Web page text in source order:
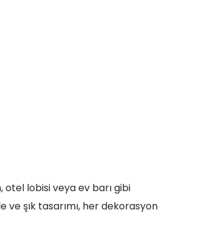
otel lobisi veya ev barı gibi
şık tasarımı, her dekorasyon